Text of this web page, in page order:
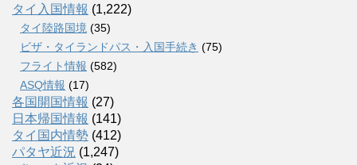
タイ入国情報 (1,222)
タイ陸路国境 (35)
ビザ・タイランドパス・入国手続き (75)
フライト情報 (582)
ASQ情報 (17)
各国開国情報 (27)
日本帰国情報 (141)
タイ国内情勢 (412)
パタヤ近況 (1,247)